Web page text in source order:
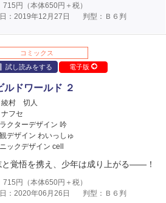
715 円（本体650円＋税）
：2019年12月27日
判型：Ｂ６判
コミックス
試し読みをする
電子版
ルドワールド ２
綾村 切人
フセ
クターデザイン 吟
デザイン わいっしゅ
ックデザイン cell
と覚悟を携え、少年は成り上がる――！
715 円（本体650円＋税）
：2020年06月26日
判型：Ｂ６判